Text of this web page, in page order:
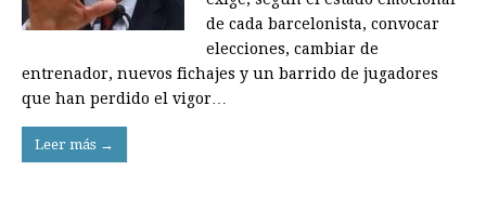
de cada barcelonista, convocar
elecciones, cambiar de
entrenador, nuevos fichajes y un barrido de jugadores
que han perdido el vigor…
Leer más →